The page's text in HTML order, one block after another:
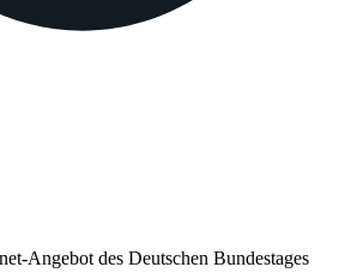
Angebot des Deutschen Bundestages